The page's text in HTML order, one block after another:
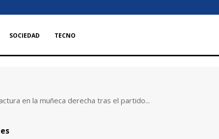
SOCIEDAD TECNO
en la muñeca derecha tras el partido...